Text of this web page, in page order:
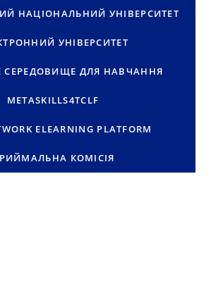
НАЦІОНАЛЬНИЙ УНІВЕРСИТЕТ
УНІВЕРСИТЕТ
СЕРЕДОВИЩЕ ДЛЯ НАВЧАННЯ
METASKILLS4TCLF
ELEARNING PLATFORM
КОМІСІЯ